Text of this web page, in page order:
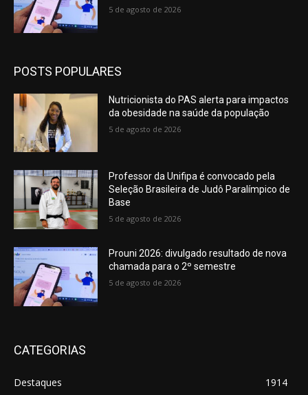
5 de agosto de 2026
POSTS POPULARES
Nutricionista do PAS alerta para impactos
da obesidade na saúde da população
5 de agosto de 2026
Professor da Unifipa é convocado pela
Seleção Brasileira de Judô Paralímpico de
Base
5 de agosto de 2026
Prouni 2026: divulgado resultado de nova
chamada para o 2º semestre
5 de agosto de 2026
CATEGORIAS
Destaques
1914